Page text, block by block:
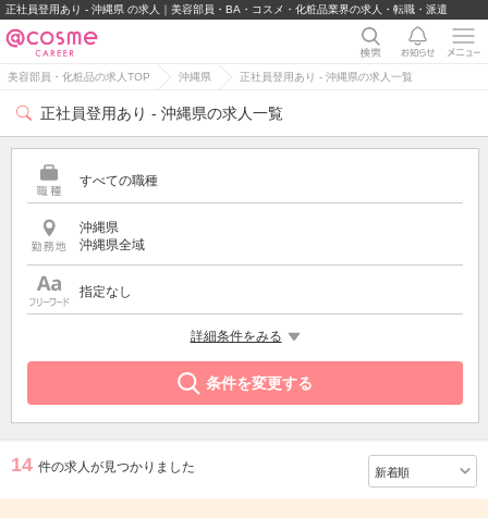
正社員登用あり - 沖縄県 の求人｜美容部員・BA・コスメ・化粧品業界の求人・転職・派遣
美容部員・化粧品の求人TOP 沖縄県 正社員登用あり - 沖縄県の求人一覧
正社員登用あり - 沖縄県の求人一覧
すべての職種
沖縄県
沖縄県全域
指定なし
詳細条件をみる
条件を変更する
14 件の求人が見つかりました